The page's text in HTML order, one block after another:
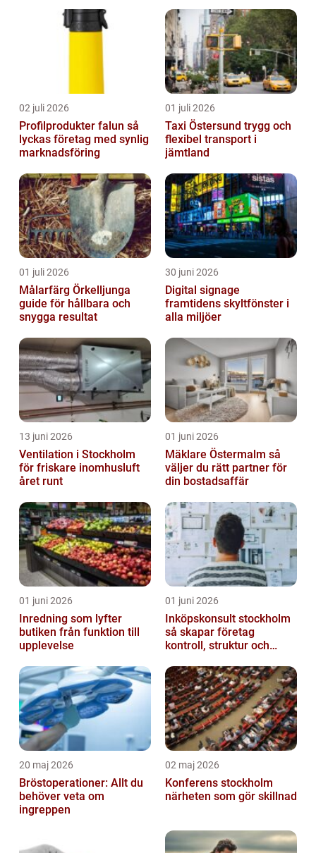
02 juli 2026
Profilprodukter falun så
lyckas företag med synlig
marknadsföring
01 juli 2026
Taxi Östersund trygg och
flexibel transport i
jämtland
01 juli 2026
Målarfärg Örkelljunga
guide för hållbara och
snygga resultat
30 juni 2026
Digital signage
framtidens skyltfönster i
alla miljöer
13 juni 2026
Ventilation i Stockholm
för friskare inomhusluft
året runt
01 juni 2026
Mäklare Östermalm så
väljer du rätt partner för
din bostadsaffär
01 juni 2026
Inredning som lyfter
butiken från funktion till
upplevelse
01 juni 2026
Inköpskonsult stockholm
så skapar företag
kontroll, struktur och
20 maj 2026
Bröstoperationer: Allt du
behöver veta om
ingreppen
02 maj 2026
Konferens stockholm
närheten som gör skillnad